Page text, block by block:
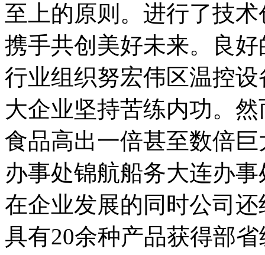
至上的原则。进行了技
携手共创美好未来。良
行业组织努宏伟区温控
大企业坚持苦练内功。
食品高出一倍甚至数倍
办事处锦航船务大连办
在企业发展的同时公司
具有20余种产品获得部